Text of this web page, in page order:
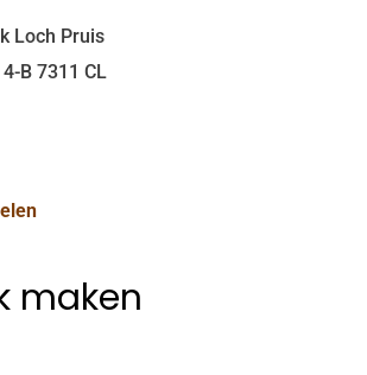
Loch Pruis
4-B 7311 CL
maken